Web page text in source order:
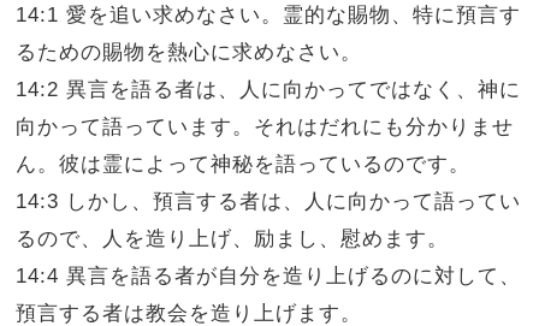
14:1 愛を追い求めなさい。霊的な賜物、特に預言す
るための賜物を熱心に求めなさい。
14:2 異言を語る者は、人に向かってではなく、神に
向かって語っています。それはだれにも分かりませ
ん。彼は霊によって神秘を語っているのです。
14:3 しかし、預言する者は、人に向かって語ってい
るので、人を造り上げ、励まし、慰めます。
14:4 異言を語る者が自分を造り上げるのに対して、
預言する者は教会を造り上げます。